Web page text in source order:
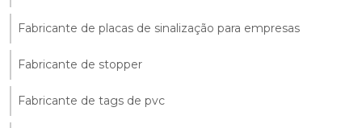
Fabricante de placas de sinalização para empresas
Fabricante de stopper
Fabricante de tags de pvc